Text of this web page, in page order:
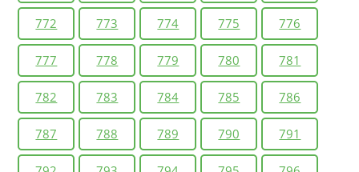
772 773 774 775 776
777 778 779 780 781
782 783 784 785 786
787 788 789 790 791